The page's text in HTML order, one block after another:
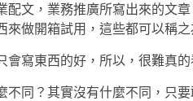
配文，業務推廣所寫出來的文
來做開箱試用，這些都可以稱
會寫東西的好，所以，很難真
不同？其實沒有什麼不同，只